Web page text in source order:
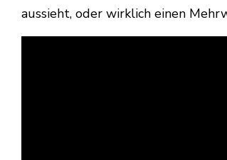
aussieht, oder wirklich einen